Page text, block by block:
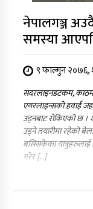
नेपालगञ्ज
समस्या
९ फाल्गुन २०७६,
सदरलाइनडटकम,
एयरलाइन्सको हवाई
उड्नबाट रोकिएको छ ।
उड्ने तयारीमा रहेको
बसिसकेका यात्रुहरुलाई
गरेर […]